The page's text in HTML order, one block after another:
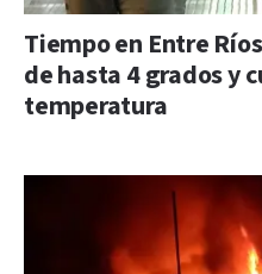
Tiempo en Entre
de hasta 4 grados y
temperatura